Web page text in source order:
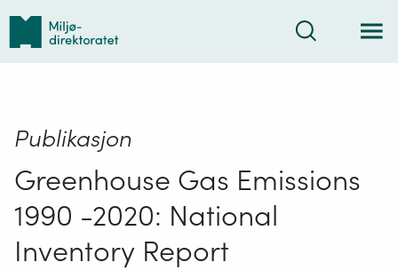
Tilbake
forsiden
Søk
Publikasjon
Greenhouse Gas Emissions
1990 -2020: National
Inventory Report